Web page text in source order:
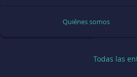
Quiénes somos
Todas las